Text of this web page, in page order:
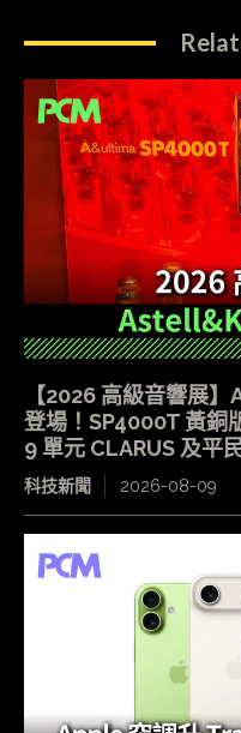
【2026 高級音響展
登場！SP4000T 黃銅
9 單元 CLARUS 及平
科技新聞 2026-08-09